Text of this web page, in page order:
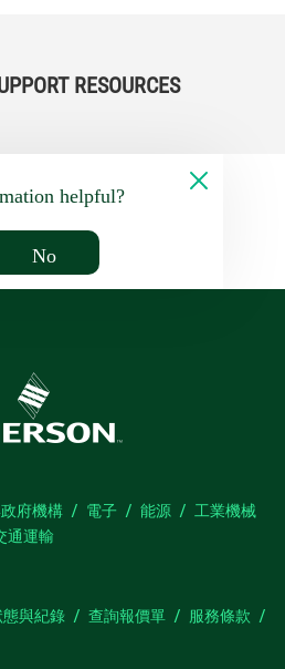
RESOURCES
helpful?
No
府機構 電子 能源
工業機械
通運輸
與紀錄 查詢報價單
服務條款